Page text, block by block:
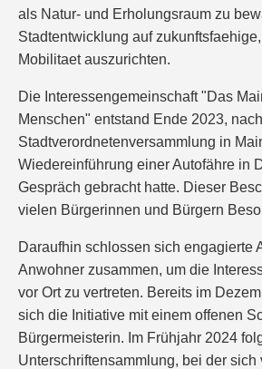
als Natur- und Erholungsraum zu
Stadtentwicklung auf
Mobilitaet auszurichten.
Die Interessengemeinschaft "Das
Menschen" entstand Ende 2023,
Stadtverordnetenversammlung in
Wiedereinführung einer Autofähre in
Gespräch gebracht hatte. Dieser
vielen Bürgerinnen und Bürgern
Daraufhin schlossen sich engagierte
Anwohner zusammen, um die
vor Ort zu vertreten. Bereits im
sich die Initiative mit einem offenen
Bürgermeisterin. Im Frühjahr 2024
Unterschriftensammlung, bei der